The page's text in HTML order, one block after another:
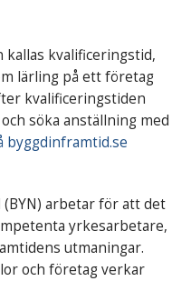
kvalificeringstid,
lärling på ett företag
kvalificeringstiden
söka anställning med
byggdinframtid.se
arbetar för att det
yrkesarbetare,
utmaningar.
och företag verkar